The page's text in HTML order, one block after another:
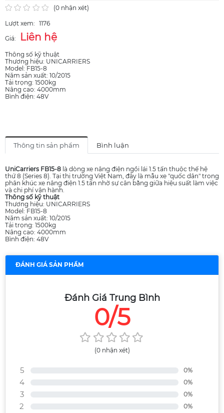
(0 nhận xét)
Lượt xem: 1176
Giá:
Liên hệ
Thông số kỹ thuật
Thương hiệu: UNICARRIERS
Model: FB15-8
Năm sản xuất: 10/2015
Tải trọng: 1500kg
Nâng cao: 4000mm
Bình điện: 48V
Thông tin sản phẩm Bình luận
UniCarriers FB15-8 là dòng xe nâng điện ngồi lái 1.5 tấn thuộc thế hệ
thứ 8 (Series 8). Tại thị trường Việt Nam, đây là mẫu xe "quốc dân" trong
phân khúc xe nâng điện 1.5 tấn nhờ sự cân bằng giữa hiệu suất làm việc
và chi phí vận hành.
Thông số kỹ thuật
Thương hiệu: UNICARRIERS
Model: FB15-8
Năm sản xuất: 10/2015
Tải trọng: 1500kg
Nâng cao: 4000mm
Bình điện: 48V
ĐÁNH GIÁ SẢN PHẨM
Đánh Giá Trung Bình
0/5
(0 nhận xét)
5 0%
4 0%
3 0%
2 0%